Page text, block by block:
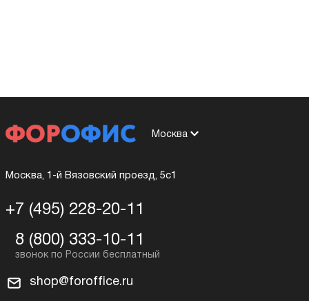
Москва
Москва, 1-й Вязовский проезд, 5с1
+7 (495) 228-20-11
8 (800) 333-10-11
shop@foroffice.ru